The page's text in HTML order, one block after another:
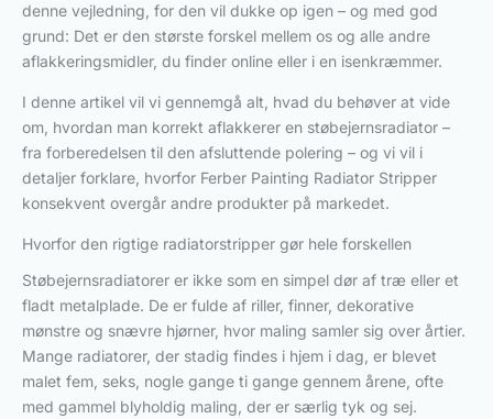
denne vejledning, for den vil dukke op igen – og med god
grund: Det er den største forskel mellem os og alle andre
aflakkeringsmidler, du finder online eller i en isenkræmmer.
I denne artikel vil vi gennemgå alt, hvad du behøver at vide
om, hvordan man korrekt aflakkerer en støbejernsradiator –
fra forberedelsen til den afsluttende polering – og vi vil i
detaljer forklare, hvorfor Ferber Painting Radiator Stripper
konsekvent overgår andre produkter på markedet.
Hvorfor den rigtige radiatorstripper gør hele forskellen
Støbejernsradiatorer er ikke som en simpel dør af træ eller et
fladt metalplade. De er fulde af riller, finner, dekorative
mønstre og snævre hjørner, hvor maling samler sig over årtier.
Mange radiatorer, der stadig findes i hjem i dag, er blevet
malet fem, seks, nogle gange ti gange gennem årene, ofte
med gammel blyholdig maling, der er særlig tyk og sej.